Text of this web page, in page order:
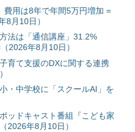
費用は8年で年間5万円増加 =
8月10日）
法は「通信講座」31.2%
2026年8月10日）
育て支援のDXに関する連携
・中学校に「スクールAI」を
ッドキャスト番組『こども家
2026年8月10日）